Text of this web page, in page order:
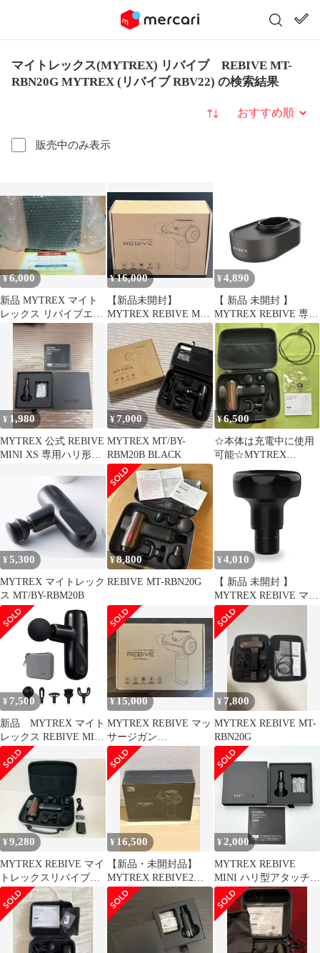
マイトレックス(MYTREX) リバイブ REBIVE MT-
RBN20G MYTREX (リバイブ RBV22) の検索結果
販売中のみ表示
並び替え
¥6,000
新品 MYTREX マイト
レックス リバイブエア
MT-RBA-22B
¥16,000
【新品未開封】
MYTREX REBIVE MT-
RBV23G マッサージガ
ン
¥ 4,890
【 新品 未開封 】
MYTREX REBIVE 専用
スタンド マイトレック
スリバイブ 充電用アク
セサリ MT/BY-RB-C20S
MTBYRBC20S 未使用
送料無料
¥ 1,980
MYTREX 公式 REBIVE
MINI XS 専用ハリ形ア
¥7,000
MYTREX MT/BY-
RBM20B BLACK
¥6,500
☆本体は充電中に使用
可能☆MYTREX
REBIVE マイトレック
ス リバイブ
¥5,300
MYTREX マイトレック
ス MT/BY-RBM20B
¥8,800
REBIVE MT-RBN20G
¥ 4,010
【 新品 未開封 】
MYTREX REBIVE マイ
トレックス リバイブ
HOMIA DOUBLESOAD
ダブルソード 対応 温熱
アタッチメント MT-
RB-OA21 未使用 送料
無料
¥ 7,500
新品 MYTREX マイト
レックス REBIVE MINI
MT/BY-RBM20B
¥15,000
MYTREX REBIVE マッ
サージガン
MT/RBN20G
¥ 7,800
MYTREX REBIVE MT-
RBN20G
¥9,280
MYTREX REBIVE マイ
トレックスリバイブ
MT-RBN20G マッサー
ジガン
¥ 16,500
【新品・未開封品】
MYTREX REBIVE2
MT-RB2-24G
¥2,000
MYTREX REBIVE
MINI ハリ型アタッチメ
ント 【24時間以内発
送･未使用品✨️】